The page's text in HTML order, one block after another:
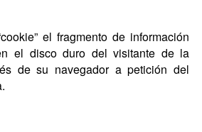
el fragmento de información
el disco duro del visitante de la
de su navegador a petición del